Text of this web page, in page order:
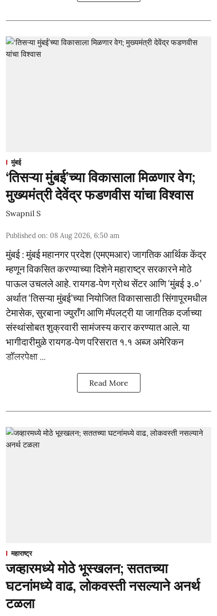
मुंबई
‘तिसऱ्या मुंबई’च्या विकासाला मिळणार वेग;
मुख्यमंत्री देवेंद्र फडणवीस यांचा विश्वास
Swapnil S
Published on: 08 Aug 2026, 6:50 am
मुंबई : मुंबई महानगर प्रदेश (एमएमआर) जागतिक आर्थिक केंद्र
म्हणून विकसित करण्याच्या दिशेने महाराष्ट्र सरकारने मोठे
पाऊल उचलले आहे. रायगड-पेण ग्रोथ सेंटर आणि ‘मुंबई ३.०’
अर्थात ‘तिसऱ्या मुंबई’च्या नियोजित विकासासाठी सिंगापूरमधील
टेमासेक, सुरबाना ज्युराँग आणि मॅपलट्री या जागतिक दर्जाच्या
संस्थांसोबत शुक्रवारी सामंजस्य करार करण्यात आले. या
भागीदारीमुळे रायगड-पेण परिसरात १.१ अब्ज अमेरिकन
डॉलरपेक्षा ...
Read More
महाराष्ट्र
जव्हारमध्ये मोठे भूस्खलन; सततच्या
घटनांमध्ये वाढ, लोकवस्ती नसल्याने अनर्थ
टळला